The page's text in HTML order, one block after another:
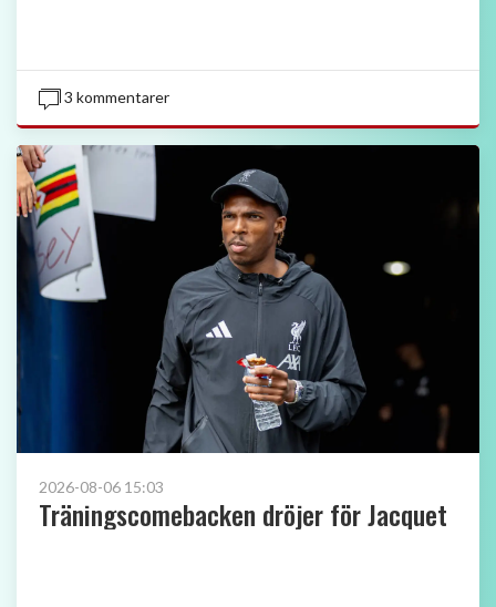
3 kommentarer
2026-08-06 15:03
Träningscomebacken dröjer för Jacquet